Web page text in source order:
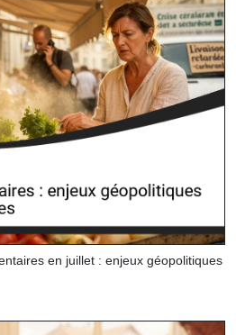
en juillet : enjeux géopolitiques